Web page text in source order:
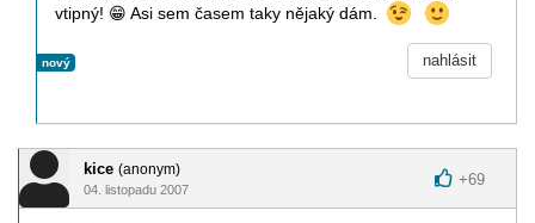
vtipný! 😁 Asi sem časem taky nějaký dám.
nový nahlásit
kice (anonym)
04. listopadu 2007
+69